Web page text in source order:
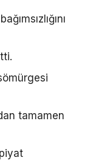
tamamen